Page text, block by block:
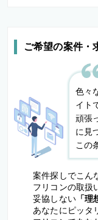
ご希望の案件・
色々
イト
頑張
に見
この
案件探しでこん
フリコンの取扱
妥協しない「理
あなたにピッタ